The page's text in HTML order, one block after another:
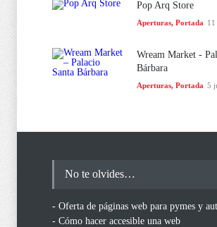
Pop Arq Store
Aperturas, Portada
Wream Market -
Bárbara
Aperturas, Portada 5
No te olvides…
- Oferta de páginas web para pymes y
- Cómo hacer accesible una web